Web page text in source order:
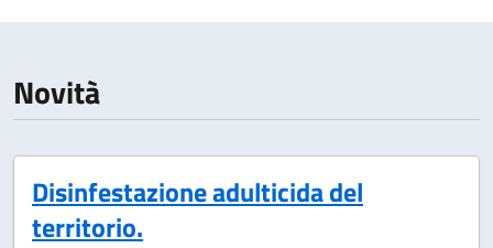
Novità
Disinfestazione adulticida del
territorio.